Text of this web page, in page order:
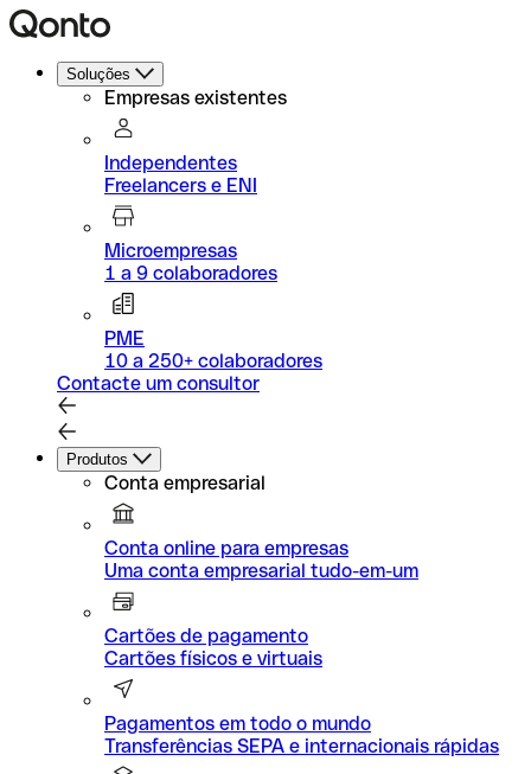
Soluções
Empresas existentes
Independentes
Freelancers e ENI
Microempresas
1 a 9 colaboradores
PME
10 a 250+ colaboradores
Contacte um consultor
Produtos
Conta empresarial
Conta online para empresas
Uma conta empresarial tudo-em-um
Cartões de pagamento
Cartões físicos e virtuais
Pagamentos em todo o mundo
Transferências SEPA e internacionais rápidas